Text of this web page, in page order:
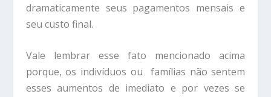
dramaticamente seus pagamentos mensais e
seu custo final.
Vale lembrar esse fato mencionado acima
porque, os indivíduos ou famílias não sentem
esses aumentos de imediato e por vezes se